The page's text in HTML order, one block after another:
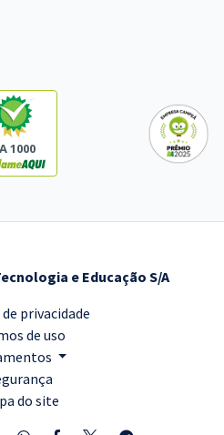
1000
e Educação S/A
privacidade
de uso
do site